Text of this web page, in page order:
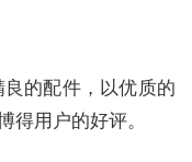
的配件，以优质的
得用户的好评。